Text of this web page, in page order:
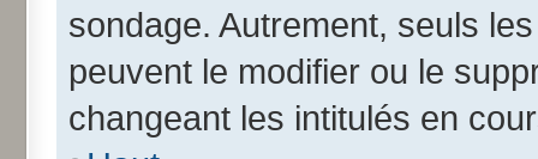
sondage. Autrement, seuls
peuvent le modifier ou le
changeant les intitulés en